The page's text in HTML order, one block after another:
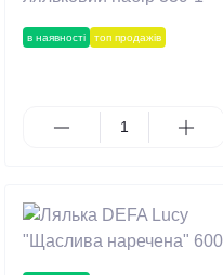
в наявності топ продажів